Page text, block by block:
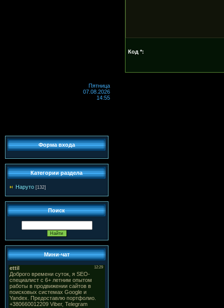
Код *:
Пятница
07.08.2026
14:55
Форма входа
Категории раздела
Наруто [132]
Поиск
Мини-чат